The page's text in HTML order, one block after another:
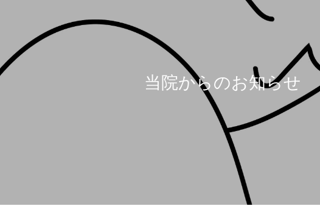
当院からのお知らせ